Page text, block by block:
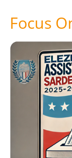
Focus